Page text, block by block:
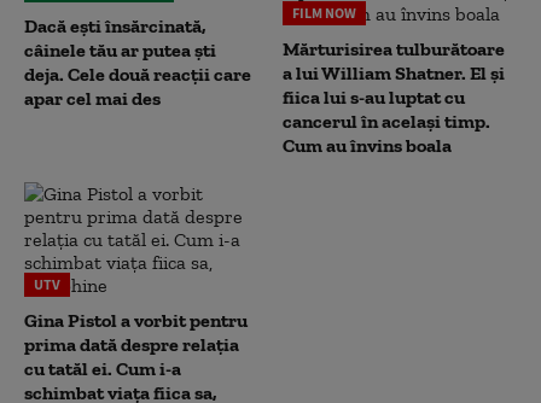
Dacă ești însărcinată,
câinele tău ar putea ști
deja. Cele două reacții care
apar cel mai des
FILM NOW
Mărturisirea tulburătoare
a lui William Shatner. El și
fiica lui s-au luptat cu
cancerul în același timp.
Cum au învins boala
UTV
Gina Pistol a vorbit pentru
prima dată despre relația
cu tatăl ei. Cum i-a
schimbat viața fiica sa,